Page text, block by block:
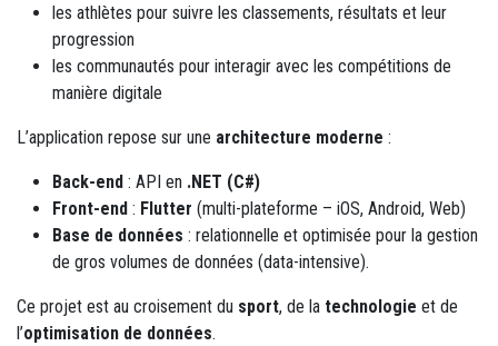
les athlètes pour suivre les classements, résultats et leur
progression
les communautés pour interagir avec les compétitions de
manière digitale
L’application repose sur une architecture moderne :
Back-end : API en .NET (C#)
Front-end : Flutter (multi-plateforme – iOS, Android, Web)
Base de données : relationnelle et optimisée pour la gestion
de gros volumes de données (data-intensive).
Ce projet est au croisement du sport, de la technologie et de
l’optimisation de données.